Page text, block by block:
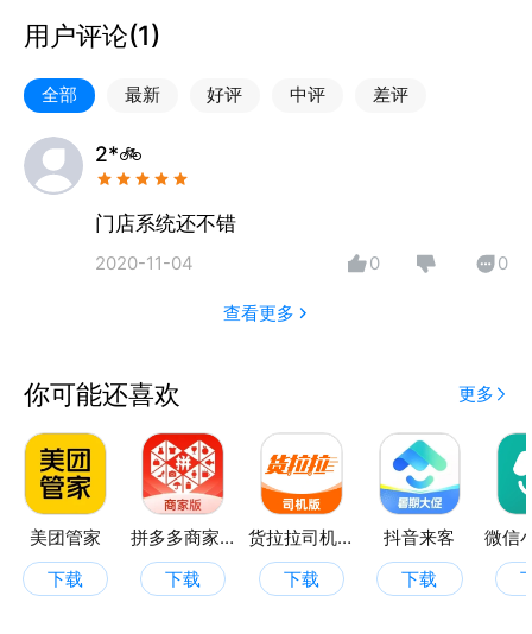
枫车是一家专注于汽车后市场全业务链的创新型企业，
致力打造汽配厂家、汽修门店、车主的一站式服务中
心。
联系我们&amp;意见反馈
客服热线：400-848-1615
枫车门店官网：http://www.carisok.net/
枫车官方网站：http://www.carisok.com/
枫车门店官方微信：hicarisok
用户评论(1)
全部 最新 好评 中评 差评
2*🚲
门店系统还不错
2020-11-04 0 0
查看更多
你可能还喜欢 更多
美团管家
下载
拼多多商家版
下载
货拉拉司机版
下载
抖音来客
下载